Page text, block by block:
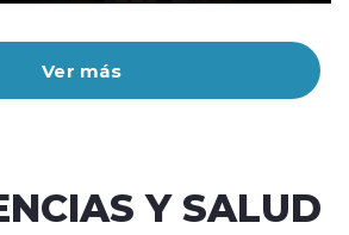
Ver más
Y SALUD